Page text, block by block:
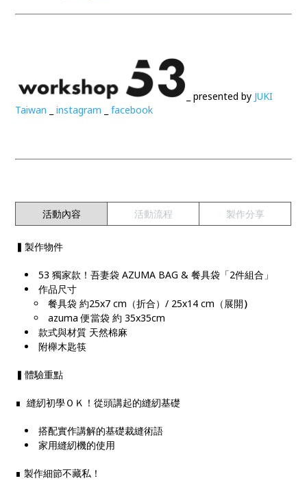
_ presented by JUKI
Taiwan _instagram _facebook
活動內容 活動流程 製作分享
▍製作物件
53 獨家款！吾妻袋 AZUMA BAG & 餐具袋「2件組合」
作品尺寸
餐具袋 約25x7 cm（折合）/ 25x14 cm（展開）
azuma 便當袋 約 35x35cm
款式與材質 天然棉麻
附櫸木匙筷
▍體驗重點
∎ 縫紉初學ＯＫ！從頭講起的縫紉基礎
搭配實作講解的基礎裁縫術語
家用縫紉機的使用
∎ 製作細節不藏私！